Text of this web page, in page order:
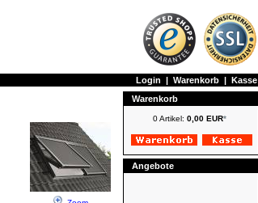
Login | Warenkorb | Kasse
Warenkorb
0 Artikel: 0,00 EUR*
Angebote